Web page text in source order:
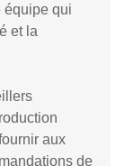
équipe qui
et la
aux
de